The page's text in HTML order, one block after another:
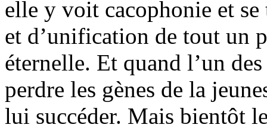
elle y voit cacophonie et se
et d’unification de tout un
éternelle. Et quand l’un
perdre les gènes de la
lui succéder. Mais bientôt